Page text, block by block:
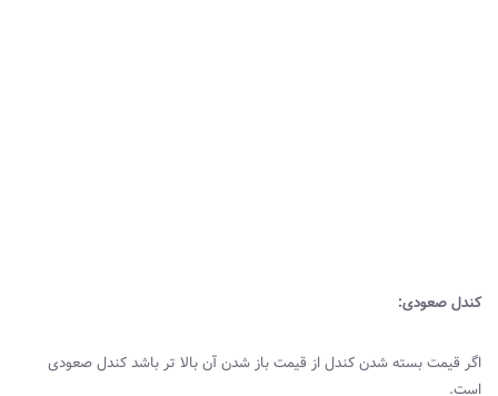
کندل صعودی:
اگر قیمت بسته شدن کندل از قیمت باز شدن آن بالا تر باشد کندل صعودی
است.